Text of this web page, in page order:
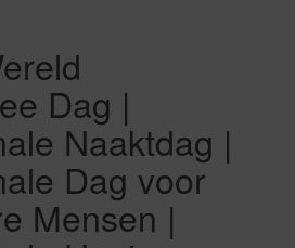
Dag |
Naaktdag |
Dag voor
Mensen |